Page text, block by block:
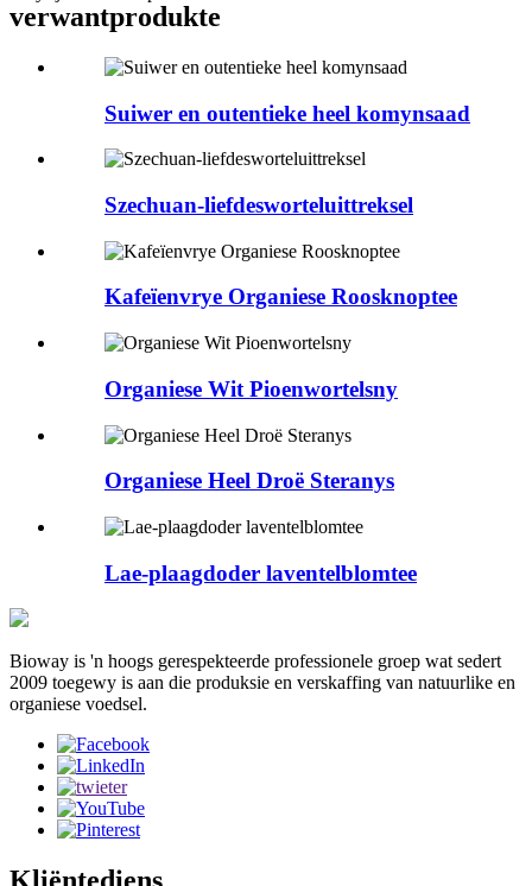
verwantprodukte
Suiwer en outentieke heel komynsaad
Szechuan-liefdesworteluittreksel
Kafeïenvrye Organiese Roosknoptee
Organiese Wit Pioenwortelsny
Organiese Heel Droë Steranys
Lae-plaagdoder laventelblomtee
Bioway is 'n hoogs gerespekteerde professionele groep wat sedert
2009 toegewy is aan die produksie en verskaffing van natuurlike en
organiese voedsel.